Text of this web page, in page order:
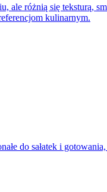
ale różnią się teksturą,
kulinarnym.
do sałatek i